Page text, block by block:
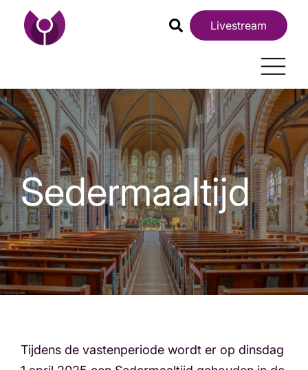
Livestream
Sedermaaltijd
Tijdens de vastenperiode wordt er op dinsdag